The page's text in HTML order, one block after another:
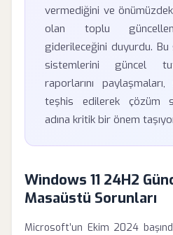
vermediğini ve
olan toplu
giderileceğini duyurdu. Bu
sistemlerini güncel
raporlarını
teşhis edilerek çözüm
adına kritik bir önem
Windows 11 24H2
Masaüstü Sorunları
Microsoft’un Ekim 2024